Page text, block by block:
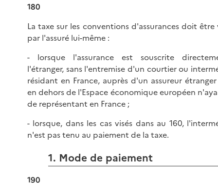
180
La taxe sur les conventions d'assurances doit être
par l'assuré lui-même :
- lorsque l'assurance est souscrite
l'étranger, sans l'entremise d'un courtier ou
résidant en France, auprès d'un assureur
en dehors de l'Espace économique européen
de représentant en France ;
- lorsque, dans les cas visés dans au 160,
n'est pas tenu au paiement de la taxe.
1. Mode de paiement
190